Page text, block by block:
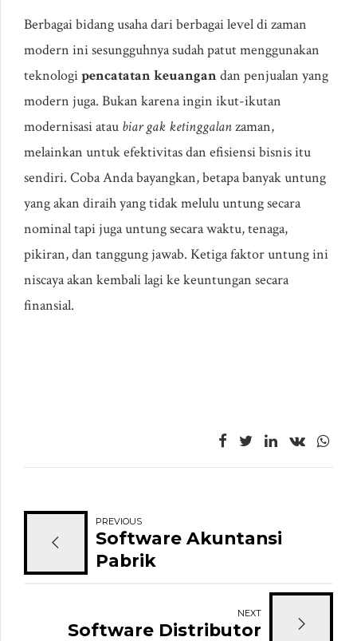
Berbagai bidang usaha dari berbagai level di zaman
modern ini sesungguhnya sudah patut menggunakan
teknologipencatatan keuangandan penjualan yang
modern juga. Bukan karena ingin ikut-ikutan
modernisasi atau biar gak ketinggalanzaman,
melainkan untuk efektivitas dan efisiensi bisnis itu
sendiri. Coba Anda bayangkan, betapa banyak untung
yang akan diraih yang tidak melulu untung secara
nominal tapi juga untung secara waktu, tenaga,
pikiran, dan tanggung jawab. Ketiga faktor untung ini
niscaya akan kembali lagi ke keuntungan secara
finansial.
PREVIOUS
Software Akuntansi
Pabrik
NEXT
Software Distributor